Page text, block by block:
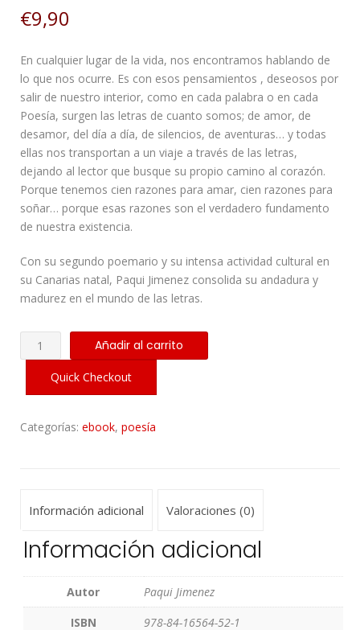
€9,90
En cualquier lugar de la vida, nos encontramos hablando de
lo que nos ocurre. Es con esos pensamientos , deseosos por
salir de nuestro interior, como en cada palabra o en cada
Poesía, surgen las letras de cuanto somos; de amor, de
desamor, del día a día, de silencios, de aventuras… y todas
ellas nos transportan a un viaje a través de las letras,
dejando al lector que busque su propio camino al corazón.
Porque tenemos cien razones para amar, cien razones para
soñar… porque esas razones son el verdadero fundamento
de nuestra existencia.
Con su segundo poemario y su intensa actividad cultural en
su Canarias natal, Paqui Jimenez consolida su andadura y
madurez en el mundo de las letras.
Cien
Razones...
cantidad
Añadir al carrito
Quick Checkout
Categorías: ebook, poesía
Información adicional Valoraciones (0)
Información adicional
Autor
Paqui Jimenez
ISBN
978-84-16564-52-1